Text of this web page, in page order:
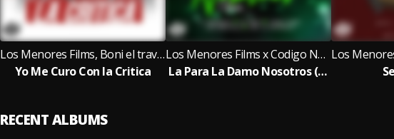
Los Menores Films, Boni el travieso, Codigo Nego
Yo Me Curo Con la Critica
Los Menores Films x Codigo Negro x El Fashionista x King Bonitillos x Jayt
La Para La Damo Nosotros (Remix) - Varios Artistas
RECENT ALBUMS